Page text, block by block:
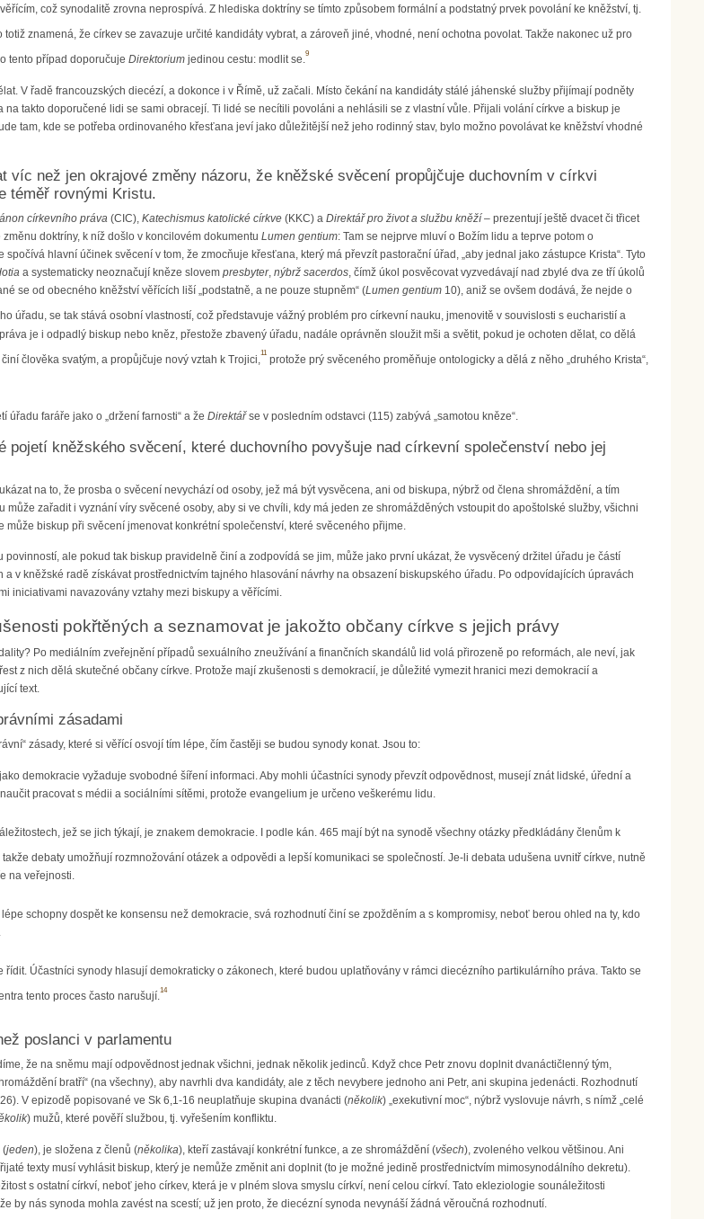
což synodalitě zrovna neprospívá. Z hlediska doktríny se tímto způsobem formální a podstatný prvek povolání ke kněžství, tj.
totiž znamená, že církev se zavazuje určité kandidáty vybrat, a zároveň jiné, vhodné, není ochotna povolat. Takže nakonec už pro
tento případ doporučuje Direktorium jedinou cestu: modlit se.
9
V řadě francouzských diecézí, a dokonce i v Římě, už začali. Místo čekání na kandidáty stálé jáhenské služby přijímají podněty
takto doporučené lidi se sami obracejí. Ti lidé se necítili povoláni a nehlásili se z vlastní vůle. Přijali volání církve a biskup je
tam, kde se potřeba ordinovaného křesťana jeví jako důležitější než jeho rodinný stav, bylo možno povolávat ke kněžství vhodné
víc než jen okrajové změny názoru, že kněžské svěcení propůjčuje duchovním v církvi
téměř rovnými Kristu.
církevního práva (CIC), Katechismus katolické církve (KKC) a Direktář pro život a službu kněží – prezentují ještě dvacet či třicet
doktríny, k níž došlo v koncilovém dokumentu Lumen gentium: Tam se nejprve mluví o Božím lidu a teprve potom o
hlavní účinek svěcení v tom, že zmocňuje křesťana, který má převzít pastorační úřad, „aby jednal jako zástupce Krista“. Tyto
a systematicky neoznačují kněze slovem presbyter, nýbrž sacerdos, čímž úkol posvěcovat vyzvedávají nad zbylé dva ze tří úkolů
se od obecného kněžství věřících liší „podstatně, a ne pouze stupněm“ (Lumen gentium 10), aniž se ovšem dodává, že nejde o
úřadu, se tak stává osobní vlastností, což představuje vážný problém pro církevní nauku, jmenovitě v souvislosti s eucharistií a
je i odpadlý biskup nebo kněz, přestože zbavený úřadu, nadále oprávněn sloužit mši a světit, pokud je ochoten dělat, co dělá
člověka svatým, a propůjčuje nový vztah k Trojici,
11
protože prý svěceného proměňuje ontologicky a dělá z něho „druhého Krista“,
úřadu faráře jako o „držení farnosti“ a že Direktářse v posledním odstavci (115) zabývá „samotou kněze“.
pojetí kněžského svěcení, které duchovního povyšuje nad církevní společenství nebo jej
na to, že prosba o svěcení nevychází od osoby, jež má být vysvěcena, ani od biskupa, nýbrž od člena shromáždění, a tím
může zařadit i vyznání víry svěcené osoby, aby si ve chvíli, kdy má jeden ze shromážděných vstoupit do apoštolské služby, všichni
biskup při svěcení jmenovat konkrétní společenství, které svěceného přijme.
ale pokud tak biskup pravidelně činí a zodpovídá se jim, může jako první ukázat, že vysvěcený držitel úřadu je částí
a v kněžské radě získávat prostřednictvím tajného hlasování návrhy na obsazení biskupského úřadu. Po odpovídajících úpravách
iniciativami navazovány vztahy mezi biskupy a věřícími.
pokřtěných a seznamovat je jakožto občany církve s jejich právy
Po mediálním zveřejnění případů sexuálního zneužívání a finančních skandálů lid volá přirozeně po reformách, ale neví, jak
z nich dělá skutečné občany církve. Protože mají zkušenosti s demokracií, je důležité vymezit hranici mezi demokracií a
text.
zásadami
zásady, které si věřící osvojí tím lépe, čím častěji se budou synody konat. Jsou to:
demokracie vyžaduje svobodné šíření informaci. Aby mohli účastníci synody převzít odpovědnost, musejí znát lidské, úřední a
pracovat s médii a sociálními sítěmi, protože evangelium je určeno veškerému lidu.
jež se jich týkají, je znakem demokracie. I podle kán. 465 mají být na synodě všechny otázky předkládány členům k
takže debaty umožňují rozmnožování otázek a odpovědi a lepší komunikaci se společností. Je-li debata udušena uvnitř církve, nutně
na veřejnosti.
schopny dospět ke konsensu než demokracie, svá rozhodnutí činí se zpožděním a s kompromisy, neboť berou ohled na ty, kdo
řídit. Účastníci synody hlasují demokraticky o zákonech, které budou uplatňovány v rámci diecézního partikulárního práva. Takto se
tento proces často narušují.
14
poslanci v parlamentu
že na sněmu mají odpovědnost jednak všichni, jednak několik jedinců. Když chce Petr znovu doplnit dvanáctičlenný tým,
bratří“ (na všechny), aby navrhli dva kandidáty, ale z těch nevybere jednoho ani Petr, ani skupina jedenácti. Rozhodnutí
V epizodě popisované ve Sk 6,1-16 neuplatňuje skupina dvanácti (několik) „exekutivní moc“, nýbrž vyslovuje návrh, s nímž „celé
) mužů, které pověří službou, tj. vyřešením konfliktu.
(jeden), je složena z členů (několika), kteří zastávají konkrétní funkce, a ze shromáždění (všech), zvoleného velkou většinou. Ani
texty musí vyhlásit biskup, který je nemůže změnit ani doplnit (to je možné jedině prostřednictvím mimosynodálního dekretu).
s ostatní církví, neboť jeho církev, která je v plném slova smyslu církví, není celou církví. Tato ekleziologie sounáležitosti
by nás synoda mohla zavést na scestí; už jen proto, že diecézní synoda nevynáší žádná věroučná rozhodnutí.